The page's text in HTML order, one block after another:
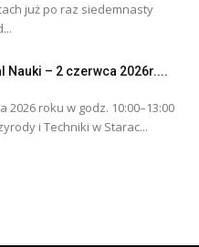
już po raz siedemnasty
Nauki – 2 czerwca 2026r....
2026 roku w godz. 10:00–13:00
i Techniki w Starac...